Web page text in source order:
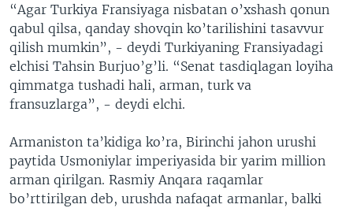
“Agar Turkiya Fransiyaga nisbatan o’xshash qonun
qabul qilsa, qanday shovqin ko’tarilishini tasavvur
qilish mumkin”, - deydi Turkiyaning Fransiyadagi
elchisi Tahsin Burjuo’g’li. “Senat tasdiqlagan loyiha
qimmatga tushadi hali, arman, turk va
fransuzlarga”, - deydi elchi.
Armaniston ta’kidiga ko’ra, Birinchi jahon urushi
paytida Usmoniylar imperiyasida bir yarim million
arman qirilgan. Rasmiy Anqara raqamlar
bo’rttirilgan deb, urushda nafaqat armanlar, balki